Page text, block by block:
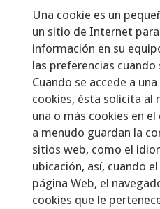
Una cookie es un
un sitio de Internet
información en su
las preferencias cuando
Cuando se accede a
cookies, ésta solicita al
una o más cookies en
a menudo guardan la
sitios web, como el
ubicación, así, cuando
página Web, el
cookies que le